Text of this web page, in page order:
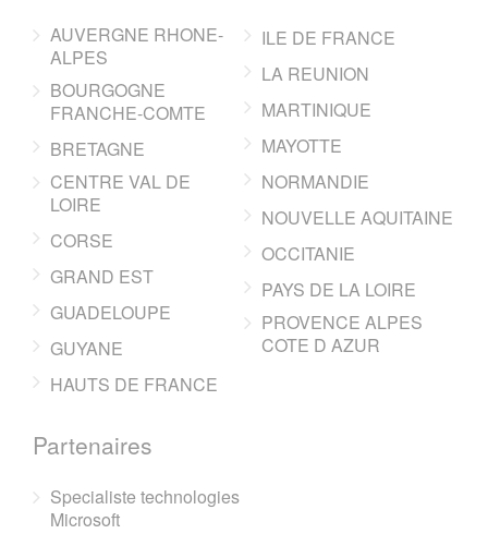
AUVERGNE RHONE-
ALPES
BOURGOGNE
FRANCHE-COMTE
BRETAGNE
CENTRE VAL DE
LOIRE
CORSE
GRAND EST
GUADELOUPE
GUYANE
HAUTS DE FRANCE
ILE DE FRANCE
LA REUNION
MARTINIQUE
MAYOTTE
NORMANDIE
NOUVELLE AQUITAINE
OCCITANIE
PAYS DE LA LOIRE
PROVENCE ALPES
COTE D AZUR
Partenaires
Specialiste technologies
Microsoft